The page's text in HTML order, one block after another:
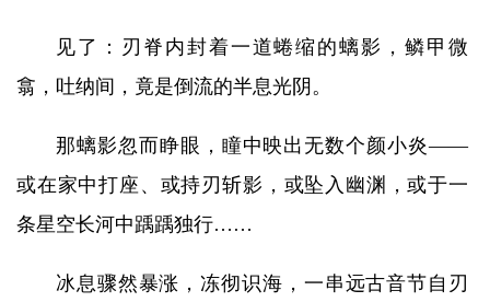
见了：刃脊内封着一道蜷缩的螭影，鳞甲微
翕，吐纳间，竟是倒流的半息光阴。
那螭影忽而睁眼，瞳中映出无数个颜小炎——
或在家中打座、或持刃斩影，或坠入幽渊，或于一
条星空长河中踽踽独行……
冰息骤然暴涨，冻彻识海，一串远古音节自刃